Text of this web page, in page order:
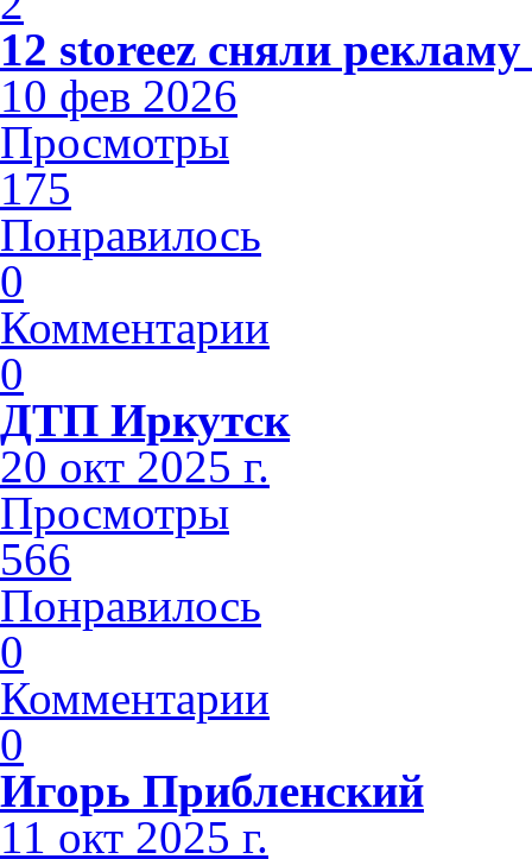
12 storeez сняли
10 фев 2026
Просмотры
175
Понравилось
0
Комментарии
0
ДТП Иркутск
20 окт 2025 г.
Просмотры
566
Понравилось
0
Комментарии
0
Игорь Прибленский
11 окт 2025 г.